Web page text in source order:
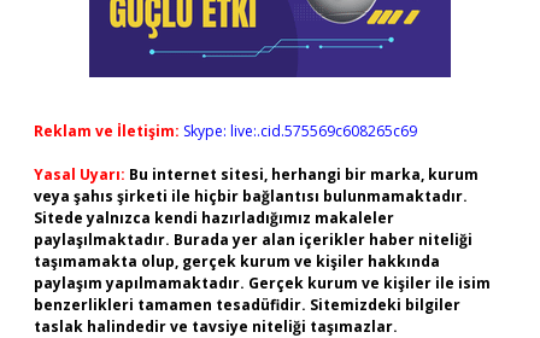
Reklam ve İletişim: Skype: live:.cid.575569c608265c69
Yasal Uyarı: Bu internet sitesi, herhangi bir marka, kurum
veya şahıs şirketi ile hiçbir bağlantısı bulunmamaktadır.
Sitede yalnızca kendi hazırladığımız makaleler
paylaşılmaktadır. Burada yer alan içerikler haber niteliği
taşımamakta olup, gerçek kurum ve kişiler hakkında
paylaşım yapılmamaktadır. Gerçek kurum ve kişiler ile isim
benzerlikleri tamamen tesadüfidir. Sitemizdeki bilgiler
taslak halindedir ve tavsiye niteliği taşımazlar.